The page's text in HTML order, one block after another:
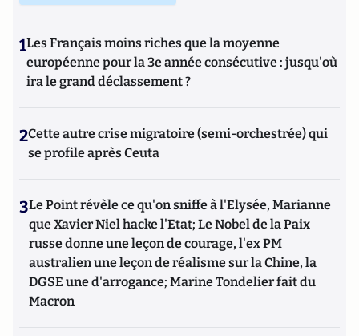
1Les Français moins riches que la moyenne
européenne pour la 3e année consécutive : jusqu'où
ira le grand déclassement ?
2Cette autre crise migratoire (semi-orchestrée) qui
se profile après Ceuta
3Le Point révèle ce qu'on sniffe à l'Elysée, Marianne
que Xavier Niel hacke l'Etat; Le Nobel de la Paix
russe donne une leçon de courage, l'ex PM
australien une leçon de réalisme sur la Chine, la
DGSE une d'arrogance; Marine Tondelier fait du
Macron